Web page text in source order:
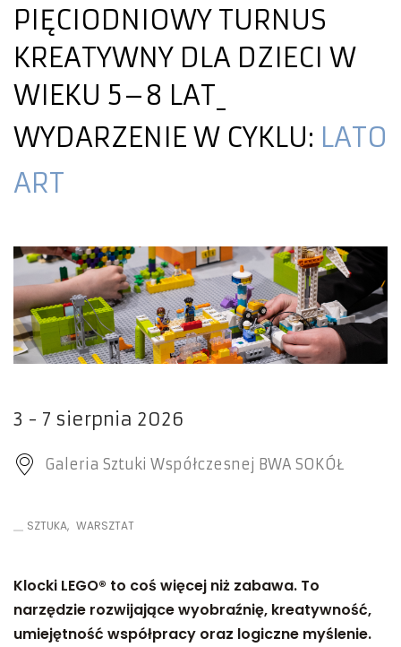
PIĘCIODNIOWY TURNUS
KREATYWNY DLA DZIECI W
WIEKU 5–8 LAT
WYDARZENIE W CYKLU: LATO
ART
3 - 7 sierpnia 2026
Galeria Sztuki Współczesnej BWA SOKÓŁ
SZTUKA WARSZTAT
Klocki LEGO® to coś więcej niż zabawa. To
narzędzie rozwijające wyobraźnię, kreatywność,
umiejętność współpracy oraz logiczne myślenie.